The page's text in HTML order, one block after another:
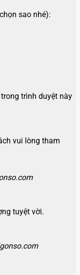
sao nhé):
trình duyệt này
vui lòng tham
tuyệt vời.